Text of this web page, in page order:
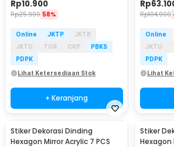
Rp10.900
Rp25.900 58%
Online JKTP
JKTB
JKTU
TGR CKP
PBKS
PDPK
Lihat Ketersediaan Stok
+ Keranjang
Rp
Rp104.900
Online
JKTU
PDPK
Lihat
Stiker Dekorasi Dinding
Hexagon Mirror Acrylic 7 PCS
Stiker
Hexagon